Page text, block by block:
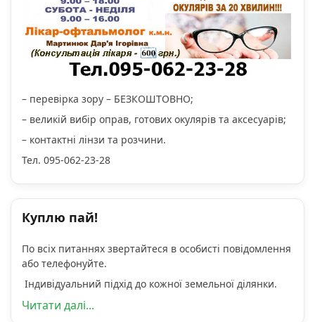
– перевірка зору – БЕЗКОШТОВНО;
– великій вибір оправ, готових окулярів та аксесуарів;
– контактні лінзи та розчини.
Тел. 095-062-23-28
Куплю пай!
По всіх питаннях звертайтеся в особисті повідомлення
або телефонуйте.
Індивідуальний підхід до кожної земельної ділянки.
Читати далі...